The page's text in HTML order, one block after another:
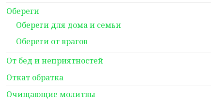
Обереги
Обереги для дома и семьи
Обереги от врагов
От бед и неприятностей
Откат обратка
Очищающие молитвы